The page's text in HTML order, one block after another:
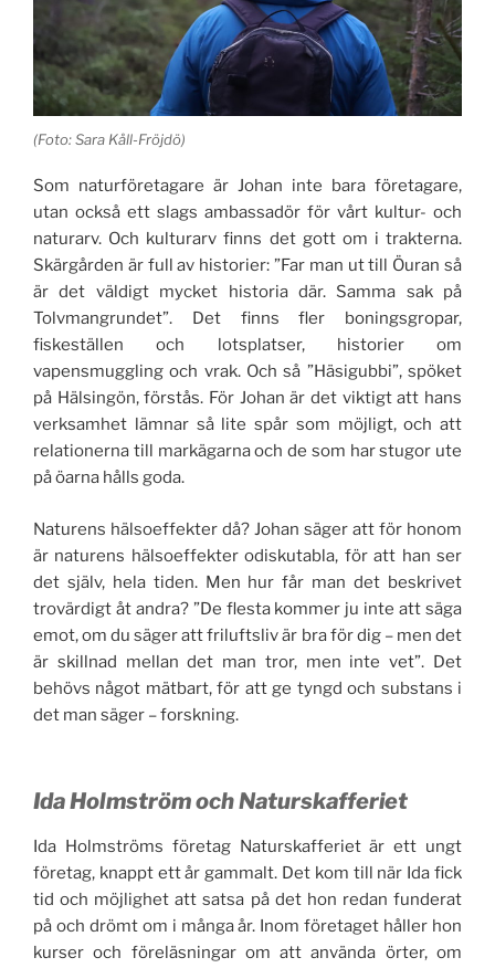
(Foto: Sara Kåll-Fröjdö)
Som naturföretagare är Johan inte bara företagare,
utan också ett slags ambassadör för vårt kultur- och
naturarv. Och kulturarv finns det gott om i trakterna.
Skärgården är full av historier: ”Far man ut till Öuran så
är det väldigt mycket historia där. Samma sak på
Tolvmangrundet”. Det finns fler boningsgropar,
fiskeställen och lotsplatser, historier om
vapensmuggling och vrak. Och så ”Häsigubbi”, spöket
på Hälsingön, förstås. För Johan är det viktigt att hans
verksamhet lämnar så lite spår som möjligt, och att
relationerna till markägarna och de som har stugor ute
på öarna hålls goda.
Naturens hälsoeffekter då? Johan säger att för honom
är naturens hälsoeffekter odiskutabla, för att han ser
det själv, hela tiden. Men hur får man det beskrivet
trovärdigt åt andra? ”De flesta kommer ju inte att säga
emot, om du säger att friluftsliv är bra för dig – men det
är skillnad mellan det man tror, men inte vet”. Det
behövs något mätbart, för att ge tyngd och substans i
det man säger – forskning.
Ida Holmström och Naturskafferiet
Ida Holmströms företag Naturskafferiet är ett ungt
företag, knappt ett år gammalt. Det kom till när Ida fick
tid och möjlighet att satsa på det hon redan funderat
på och drömt om i många år. Inom företaget håller hon
kurser och föreläsningar om att använda örter, om